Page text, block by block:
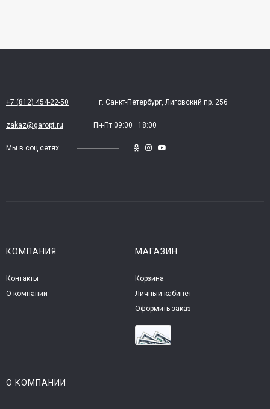
+7 (812) 454-22-50 г. Санкт-Петербург, Лиговский пр. 256
zakaz@garopt.ru Пн-Пт 09:00—18:00
Мы в соц.сетях
КОМПАНИЯ
Контакты
О компании
МАГАЗИН
Корзина
Личный кабинет
Оформить заказ
О КОМПАНИИ